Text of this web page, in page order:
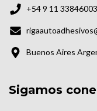
+54 9 11 33846003
Buenos Aires
Sigamos